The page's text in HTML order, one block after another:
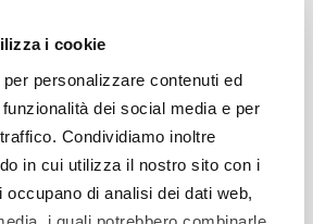
i cookie
personalizzare contenuti ed
dei social media e per
Condividiamo inoltre
in cui utilizza il nostro sito con i
di analisi dei dati web,
Basket Torino e ZOOM
di creare sinergie tra sport,
avvicinando le famiglie e le
a due realtà del territorio capaci
comuni.
comunicate nel dettaglio